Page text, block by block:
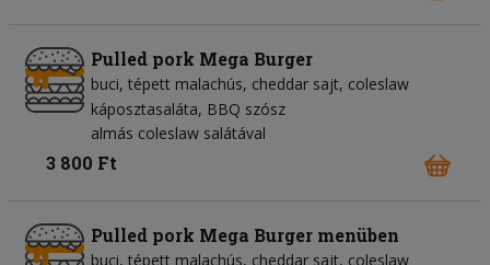
Pulled pork Mega Burger
buci tépett malachús cheddar sajt coleslaw
káposztasaláta BBQ szósz
almás coleslaw salátával
3 800 Ft
Pulled pork Mega Burger menüben
buci tépett malachús cheddar sajt coleslaw